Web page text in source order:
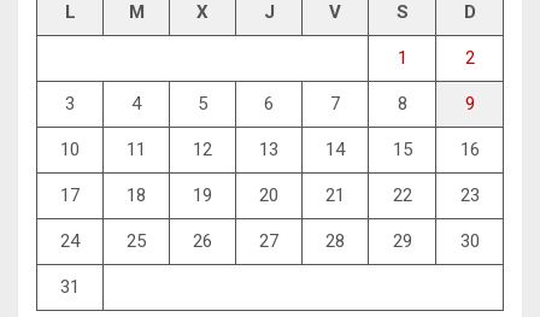
L M X J V S D
1 2
3 4 5 6 7 8 9
10 11 12 13 14 15 16
17 18 19 20 21 22 23
24 25 26 27 28 29 30
31